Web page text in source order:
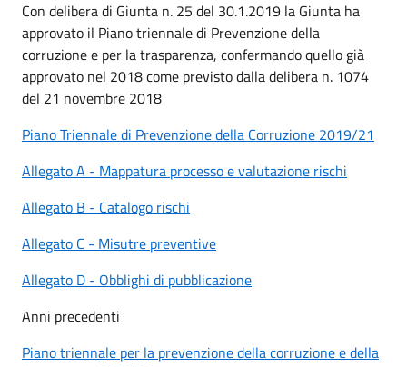
Con delibera di Giunta n. 25 del 30.1.2019 la Giunta ha
approvato il Piano triennale di Prevenzione della
corruzione e per la trasparenza, confermando quello già
approvato nel 2018 come previsto dalla delibera n. 1074
del 21 novembre 2018
Piano Triennale di Prevenzione della Corruzione 2019/21
Allegato A - Mappatura processo e valutazione rischi
Allegato B - Catalogo rischi
Allegato C - Misutre preventive
Allegato D - Obblighi di pubblicazione
Anni precedenti
Piano triennale per la prevenzione della corruzione e della